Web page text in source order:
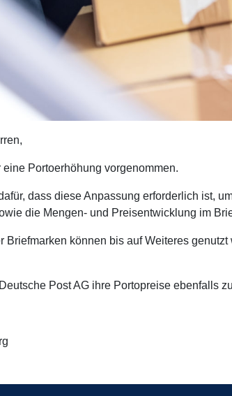
Portoerhöhung vorgenommen.
dass diese Anpassung erforderlich ist,
die Mengen- und Preisentwicklung im
Briefmarken können bis auf Weiteres
Post AG ihre Portopreise ebenfalls